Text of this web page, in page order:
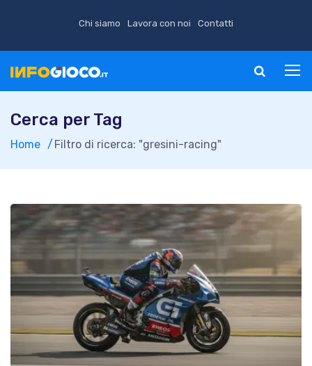
Chi siamo Lavora con noi Contatti
Cerca per Tag
Home Filtro di ricerca: "gresini-racing"